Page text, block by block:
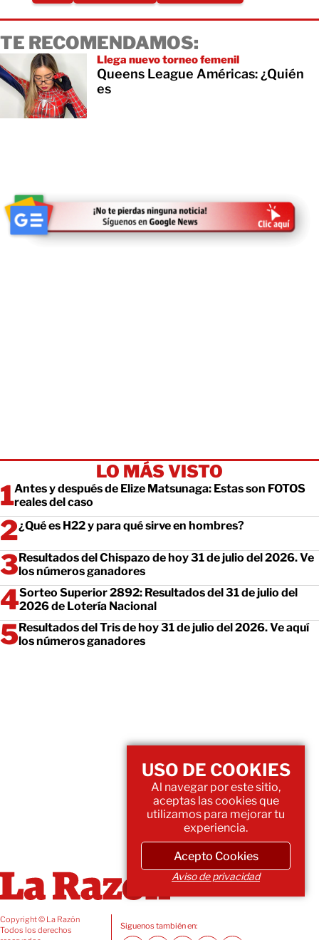
TE RECOMENDAMOS:
Llega nuevo torneo femenil
Queens League Américas: ¿Quién
es
LO MÁS VISTO
Antes y después de Elize Matsunaga: Estas son FOTOS
reales del caso
¿Qué es H22 y para qué sirve en hombres?
Resultados del Chispazo de hoy 31 de julio del 2026. Ve
los números ganadores
Sorteo Superior 2892: Resultados del 31 de julio del
2026 de Lotería Nacional
Resultados del Tris de hoy 31 de julio del 2026. Ve aquí
los números ganadores
Copyright © La Razón
Todos los derechos
Siguenos también en:
USO DE COOKIES
Al navegar por este sitio,
aceptas las cookies que
utilizamos para mejorar tu
experiencia.
Acepto Cookies
Aviso de privacidad